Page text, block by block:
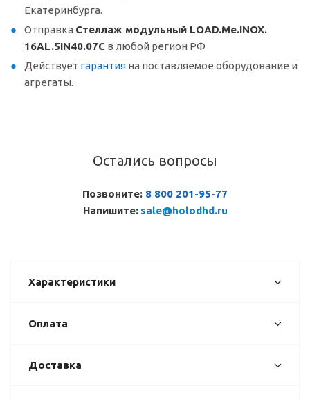
Екатеринбурга.
Отправка Стеллаж модульный LOAD.Me.INOX.
16AL.5IN40.07C в любой регион РФ
Действует гарантия на поставляемое оборудование и
агрегаты.
Остались вопросы
Позвоните: 8 800 201-95-77
Напишите: sale@holodhd.ru
Характеристики
Оплата
Доставка